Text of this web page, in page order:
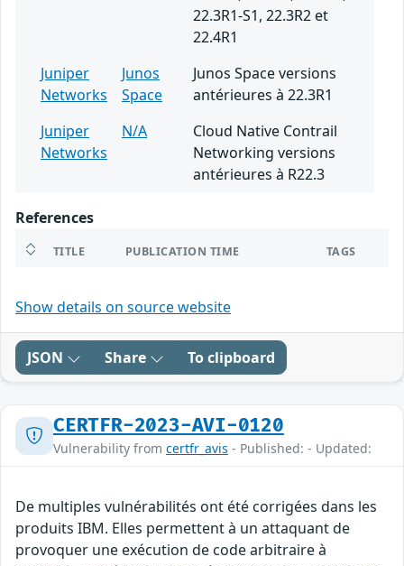
22.3R1-S1, 22.3R2 et
22.4R1
Juniper
Networks
Junos
Space
Junos Space versions
antérieures à 22.3R1
Juniper
Networks
N/A
Cloud Native Contrail
Networking versions
antérieures à R22.3
References
TITLE PUBLICATION TIME TAGS
Show details on source website
JSON Share To clipboard
CERTFR-2023-AVI-0120
Vulnerability from certfr_avis - Published: - Updated:
De multiples vulnérabilités ont été corrigées dans les
produits IBM. Elles permettent à un attaquant de
provoquer une exécution de code arbitraire à